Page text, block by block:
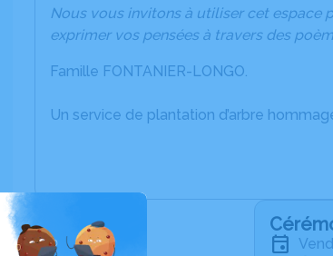
Nous vous invitons à utiliser cet espace
exprimer vos pensées à travers des
Famille FONTANIER-LONGO.
Un service de plantation d’arbre